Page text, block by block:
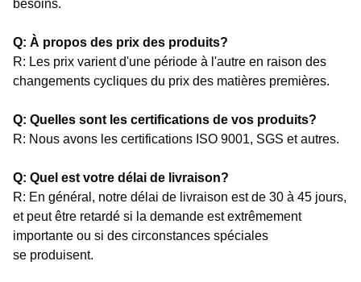
besoins.
Q: À propos des prix des produits?
R: Les prix varient d'une période à l'autre en raison des
changements cycliques du prix des matières premières.
Q: Quelles sont les certifications de vos produits?
R: Nous avons les certifications ISO 9001, SGS et autres.
Q: Quel est votre délai de livraison?
R: En général, notre délai de livraison est de 30 à 45 jours,
et peut être retardé si la demande est extrêmement
importante ou si des circonstances spéciales
se produisent.